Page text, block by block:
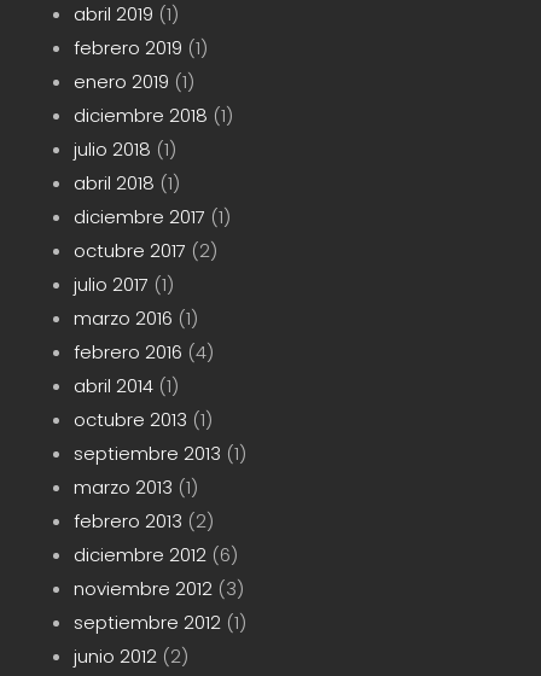
abril 2019 (1)
febrero 2019 (1)
enero 2019 (1)
diciembre 2018 (1)
julio 2018 (1)
abril 2018 (1)
diciembre 2017 (1)
octubre 2017 (2)
julio 2017 (1)
marzo 2016 (1)
febrero 2016 (4)
abril 2014(1)
octubre 2013 (1)
septiembre 2013 (1)
marzo 2013 (1)
febrero 2013 (2)
diciembre 2012(6)
noviembre 2012(3)
septiembre 2012(1)
junio 2012(2)